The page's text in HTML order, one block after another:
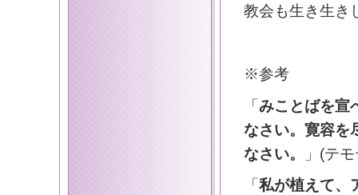
教会も生き生き
※参考
「みことばを宣
なさい。寛容を
なさい。
」(テ
「 私が植えて、